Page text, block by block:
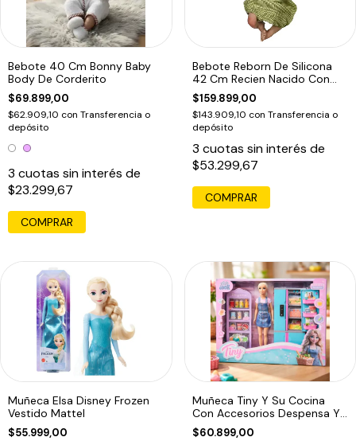
Bebote 40 Cm Bonny Baby
Body De Corderito
$69.899,00
$62.909,10 con Transferencia o
depósito
3 cuotas sin interés de
$23.299,67
COMPRAR
Bebote Reborn De Silicona
42 Cm Recien Nacido Con
Accesorios
$159.899,00
$143.909,10 con Transferencia o
depósito
3 cuotas sin interés de
$53.299,67
Muñeca Elsa Disney Frozen
Vestido Mattel
$55.999,00
Muñeca Tiny Y Su Cocina
Con Accesorios Despensa Y
Heladera
$60.899,00